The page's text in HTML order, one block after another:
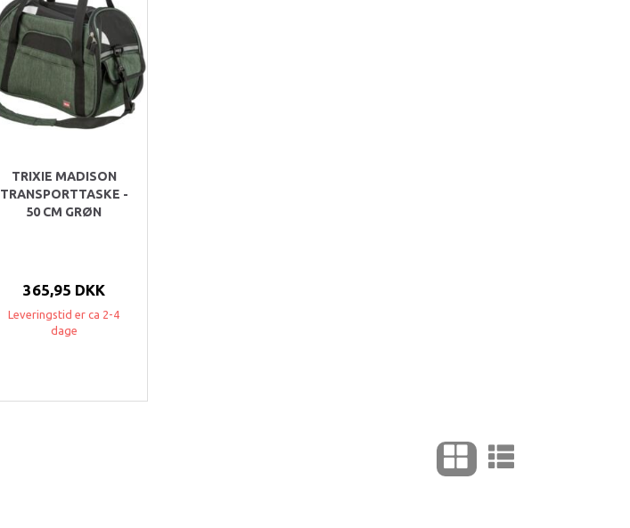
TRIXIE MADISON
TRANSPORTTASKE -
50 CM GRØN
365,95 DKK
Leveringstid er ca 2-4
dage